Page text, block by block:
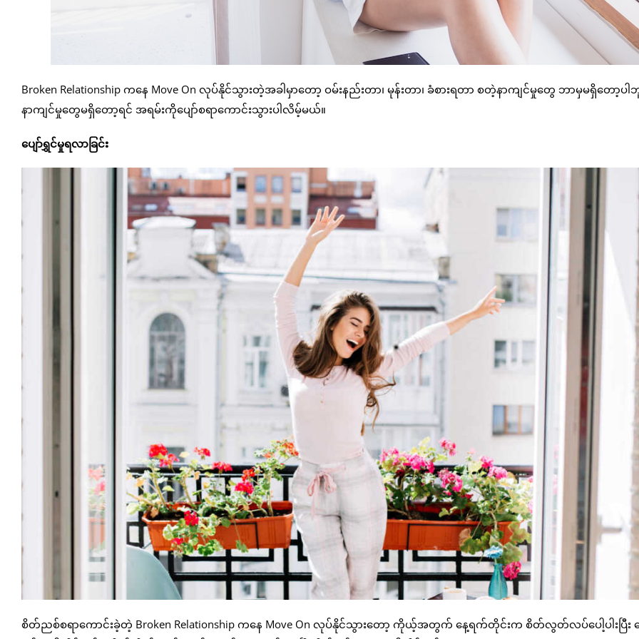
Broken Relationship ကနေ Move On လုပ်နိုင်သွားတဲ့အခါမှာတော့ ဝမ်းနည်းတာ၊ မုန်းတာ၊ ခံစားရတာ စတဲ့နာကျင်မှုတွေ ဘာမှမရှိတော့ပါ
နာကျင်မှုတွေမရှိတော့ရင် အရမ်းကိုပျော်စရာကောင်းသွားပါလိမ့်မယ်။
ပျော်ရွှင်မှုရလာခြင်း
စိတ်ညစ်စရာကောင်းခဲ့တဲ့ Broken Relationship ကနေ Move On လုပ်နိုင်သွားတော့ ကိုယ့်အတွက် နေ့ရက်တိုင်းက စိတ်လွတ်လပ်ပေါ့ပါးပြီး ပ